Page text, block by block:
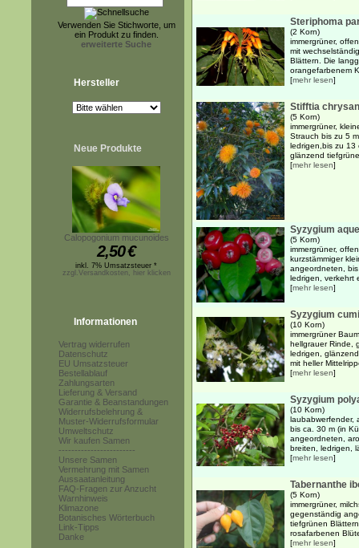
Verwenden Sie Stichworte, um
ein Produkt zu finden.
erweiterte Suche
Hersteller
Neue Produkte
Calopogonium mucunoides
2,50€
inkl. 7% Umsatzsteuer *
zzgl.Versandkosten, hier klicken
Informationen
Vertrag widerrufen
Datenschutz
EU Umsatzsteuer
Bestellablauf
Zahlungsarten
Lieferung & Versand
Garantie & Beanstandungen
Widerrufsbelehrung &
Muster-Widerrufsformular
Umweltschutz
Wir kaufen Samen
------------------------
Unsere Samen
Vermehrung mit Samen
Aussaatanleitung
FAQ-Fragen zur Anzucht
Warnhinweis
Klimazone
Botanisches Wörterbuch
Link-Tipps
Danke
Steriphoma
(2 Korn)
immergrüner,
mit
Blättern. Die
orangefarbenem
[mehr lesen]
Stifftia
(5 Korn)
immergrüner,
Strauch bis zu 5
ledrigen,bis zu 13
glänzend
[mehr lesen]
Syzygium
(5 Korn)
immergrüner,
kurzstämmiger
angeordneten,
ledrigen, verkehrt
[mehr lesen]
Syzygium
(10 Korn)
immergrüner
hellgrauer Rinde,
ledrigen,
mit heller
[mehr lesen]
Syzygium
(10 Korn)
laubabwerfender,
bis ca. 30 m (in
angeordneten,
breiten, ledrigen,
[mehr lesen]
Tabernanthe
(5 Korn)
immergrüner,
gegenständig
tiefgrünen
rosafarbenen
[mehr lesen]